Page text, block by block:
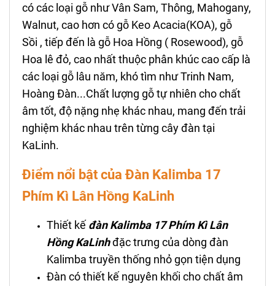
có các loại gỗ như Vân Sam, Thông, Mahogany,
Walnut, cao hơn có gỗ Keo Acacia(KOA), gỗ
Sồi , tiếp đến là gỗ Hoa Hồng ( Rosewood), gỗ
Hoa lê đỏ, cao nhất thuộc phân khúc cao cấp là
các loại gỗ lâu năm, khó tìm như Trinh Nam,
Hoàng Đàn...Chất lượng gỗ tự nhiên cho chất
âm tốt, độ nặng nhẹ khác nhau, mang đến trải
nghiệm khác nhau trên từng cây đàn tại
KaLinh.
Điểm nổi bật củaĐàn Kalimba 17
Phím Kì Lân Hồng KaLinh
Thiết kếđàn Kalimba 17 PhímKì Lân
HồngKaLinhđặc trưng của dòng đàn
Kalimba truyền thống nhỏ gọn tiện dụng
Đàn có thiết kế nguyên khối cho chất âm